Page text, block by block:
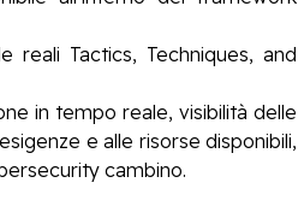
Tactics, Techniques, and
in tempo reale, visibilità delle
e alle risorse disponibili,
cambino.